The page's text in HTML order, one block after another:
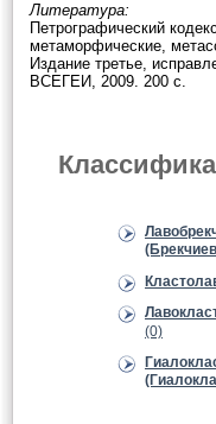
Литература:
Петрографический
метаморфические,
Издание третье,
ВСЕГЕИ, 2009. 200 с.
(0)